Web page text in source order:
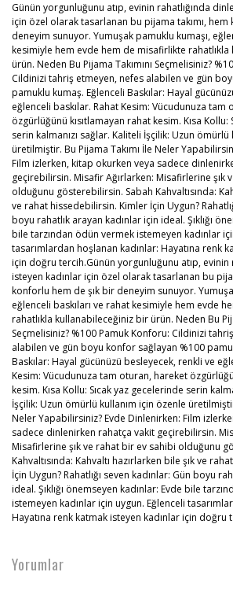
Günün yorgunluğunu atıp, evinin rahatlığında
için özel olarak tasarlanan bu pijama takımı,
deneyim sunuyor. Yumuşak pamuklu kumaşı,
kesimiyle hem evde hem de misafirlikte
ürün. Neden Bu Pijama Takımını Seçmelisiniz?
Cildinizi tahriş etmeyen, nefes alabilen ve gün
pamuklu kumaş. Eğlenceli Baskılar: Hayal
eğlenceli baskılar. Rahat Kesim: Vücudunuza tam
özgürlüğünü kısıtlamayan rahat kesim. Kısa Kollu:
serin kalmanızı sağlar. Kaliteli İşçilik: Uzun ömürlü
üretilmiştir. Bu Pijama Takımı İle Neler
Film izlerken, kitap okurken veya sadece
geçirebilirsin. Misafir Ağırlarken: Misafirlerine şık
olduğunu gösterebilirsin. Sabah Kahvaltısında:
ve rahat hissedebilirsin. Kimler İçin Uygun?
boyu rahatlık arayan kadınlar için ideal. Şıklığı
bile tarzından ödün vermek istemeyen kadınlar
tasarımlardan hoşlanan kadınlar: Hayatına renk
için doğru tercih.Günün yorgunluğunu atıp, evinin
isteyen kadınlar için özel olarak tasarlanan bu
konforlu hem de şık bir deneyim sunuyor.
eğlenceli baskıları ve rahat kesimiyle hem evde
rahatlıkla kullanabileceğiniz bir ürün. Neden Bu
Seçmelisiniz? %100 Pamuk Konforu: Cildinizi
alabilen ve gün boyu konfor sağlayan %100
Baskılar: Hayal gücünüzü besleyecek, renkli ve
Kesim: Vücudunuza tam oturan, hareket
kesim. Kısa Kollu: Sıcak yaz gecelerinde serin
İşçilik: Uzun ömürlü kullanım için özenle
Neler Yapabilirsiniz? Evde Dinlenirken: Film
sadece dinlenirken rahatça vakit geçirebilirsin.
Misafirlerine şık ve rahat bir ev sahibi olduğunu
Kahvaltısında: Kahvaltı hazırlarken bile şık ve
İçin Uygun? Rahatlığı seven kadınlar: Gün boyu
ideal. Şıklığı önemseyen kadınlar: Evde bile
istemeyen kadınlar için uygun. Eğlenceli
Hayatına renk katmak isteyen kadınlar için doğru
Yorumlar